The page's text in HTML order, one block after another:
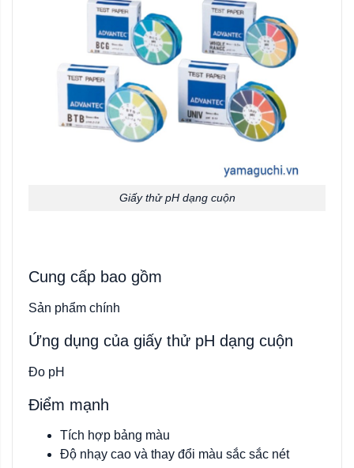
Giấy thử pH dạng cuộn
Cung cấp bao gồm
Sản phẩm chính
Ứng dụng của giấy thử pH dạng cuộn
Đo pH
Điểm mạnh
Tích hợp bảng màu
Độ nhạy cao và thay đổi màu sắc sắc nét